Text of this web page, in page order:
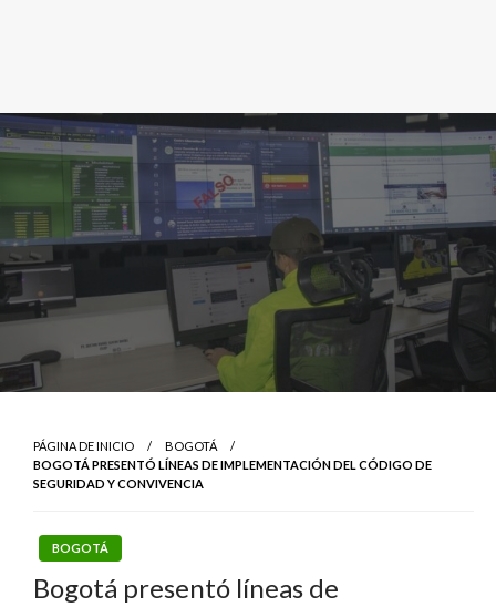
PÁGINA DE INICIO
BOGOTÁ
BOGOTÁ PRESENTÓ LÍNEAS DE IMPLEMENTACIÓN DEL CÓDIGO DE
SEGURIDAD Y CONVIVENCIA
BOGOTÁ
Bogotá presentó líneas de